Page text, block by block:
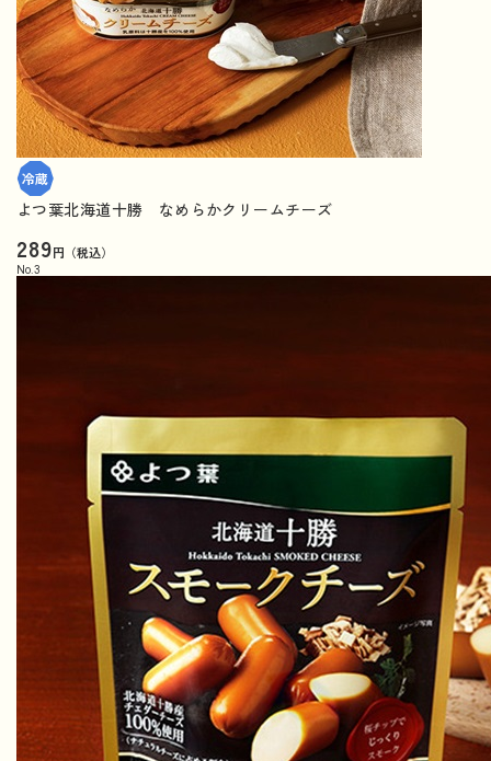
よつ葉北海道十勝 なめらかクリームチーズ
289円（税込）
No. 3